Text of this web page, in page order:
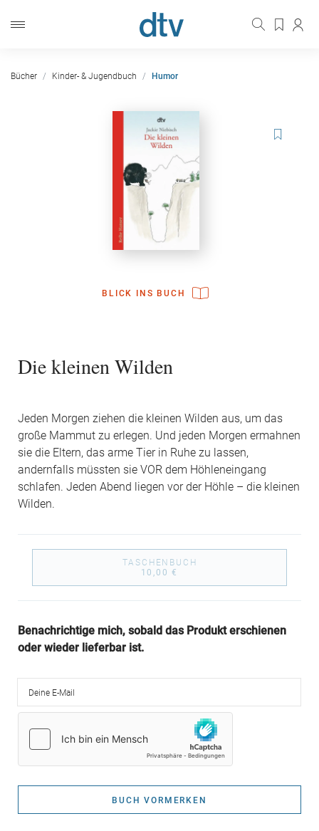
Bücher Kinder- & Jugendbuch Humor
BLICK INS BUCH
Die kleinen Wilden
Jeden Morgen ziehen die kleinen Wilden aus, um das
große Mammut zu erlegen. Und jeden Morgen ermahnen
sie die Eltern, das arme Tier in Ruhe zu lassen,
andernfalls müssten sie VOR dem Höhleneingang
schlafen. Jeden Abend liegen vor der Höhle – die kleinen
Wilden.
TASCHENBUCH
10,00 €
Benachrichtige mich, sobald das Produkt erschienen
oder wieder lieferbar ist.
BUCH VORMERKEN